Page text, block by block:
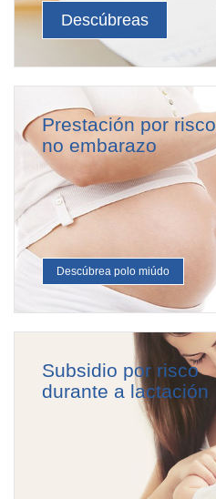
Descúbreas
Prestación por risco
no embarazo
Descúbrea polo miúdo
Subsidio por risco
durante a lactación